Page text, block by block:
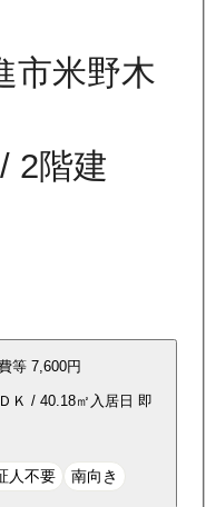
市米野木
/ 2階建
等 7,600円
Ｋ / 40.18㎡ 入居日 即
人不要 南向き